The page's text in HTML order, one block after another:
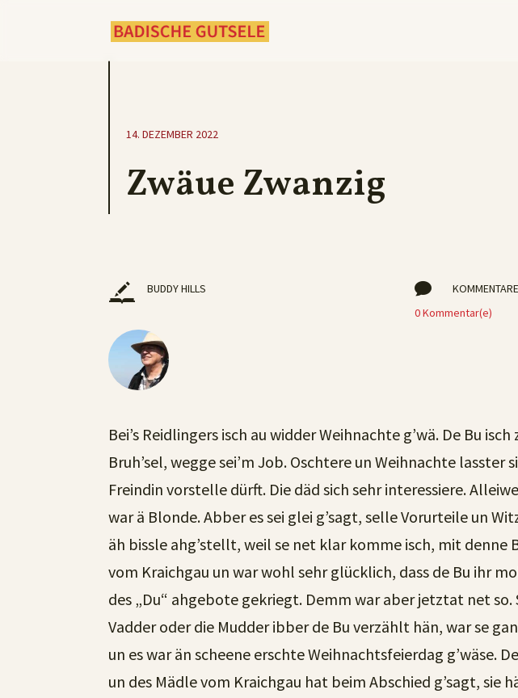
14. DEZEMBER 2022
Zwäue Zwanzig
BUDDY HILLS 
KOMMENTARE
0 Kommentar(e)
Bei’s Reidlingers isch au widder Weihnachte g’wä. De Bu
Bruh’sel, wegge sei’m Job. Oschtere un Weihnachte
Freindin vorstelle dürft. Die däd sich sehr interessiere.
war ä Blonde. Abber es sei glei g’sagt, selle Vorurteile un
äh bissle ahg’stellt, weil se net klar komme isch, mit
vom Kraichgau un war wohl sehr glücklich, dass de Bu ihr
des „Du“ ahgebote gekriegt. Demm war aber jetztat net
Vadder oder die Mudder ibber de Bu verzählt hän, war se
un es war än scheene erschte Weihnachtsfeierdag g’wäse.
un des Mädle vom Kraichgau hat beim Abschied g’sagt, sie